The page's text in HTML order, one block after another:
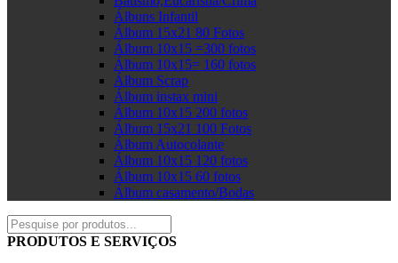
Álbuns Infantil
Álbum 15x21 80 Fotos
Álbum 10x15 =300 fotos
Álbum 10x15= 160 fotos
Álbum Scrap
Álbum instax mini
Álbum 10x15 200 fotos
Álbum 15x21 100 Fotos
Álbum Autocolante
Álbum 10x15 120 fotos
Álbum 10x15 60 fotos
Álbum casamento/Bodas
PRODUTOS E SERVIÇOS